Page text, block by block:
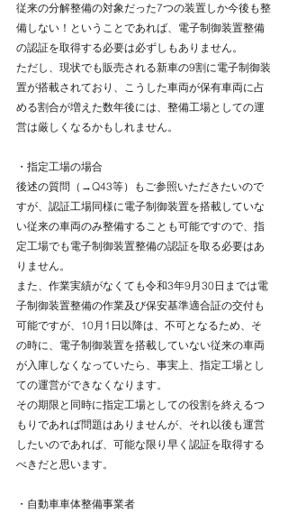
従来の分解整備の対象だった7つの装置しか今後も整
備しない！ということであれば、電子制御装置整備
の認証を取得する必要は必ずしもありません。
ただし、現状でも販売される新車の9割に電子制御装
置が搭載されており、こうした車両が保有車両に占
める割合が増えた数年後には、整備工場としての運
営は厳しくなるかもしれません。
・指定工場の場合
後述の質問（→Q43等）もご参照いただきたいので
すが、認証工場同様に電子制御装置を搭載していな
い従来の車両のみ整備することも可能ですので、指
定工場でも電子制御装置整備の認証を取る必要はあ
りません。
また、作業実績がなくても令和3年9月30日までは電
子制御装置整備の作業及び保安基準適合証の交付も
可能ですが、10月1日以降は、不可となるため、そ
の時に、電子制御装置を搭載していない従来の車両
が入庫しなくなっていたら、事実上、指定工場とし
ての運営ができなくなります。
その期限と同時に指定工場としての役割を終えるつ
もりであれば問題はありませんが、それ以後も運営
したいのであれば、可能な限り早く認証を取得する
べきだと思います。
・自動車車体整備事業者